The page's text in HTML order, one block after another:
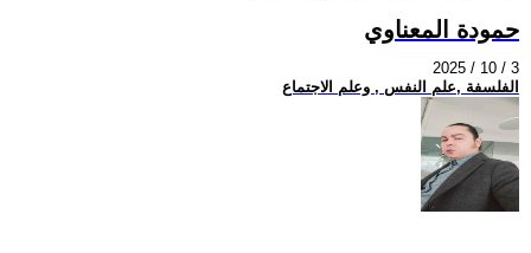
حمودة المعناوي
2025 / 10 / 3
الفلسفة ,علم النفس , وعلم الاجتماع